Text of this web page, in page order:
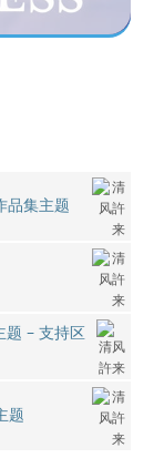
品集主题
题 - 支持区
题